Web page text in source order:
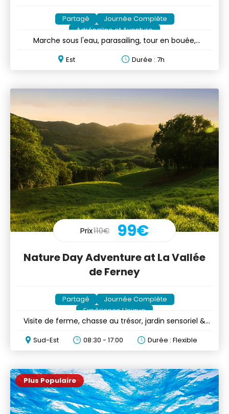
Partagé
Journée Complète
Adrénaline et Aventure
Marche sous l'eau, parasailing, tour en bouée,
Est Durée : 7h
Prix110€ 99€
Nature Day Adventure at La Vallée
de Ferney
Partagé
Journée Complète
Expérience Unique
Visite de ferme, chasse au trésor, jardin sensoriel &
Sud-Est 08:30 - 17:00 Durée : Flexible
Plus Populaire